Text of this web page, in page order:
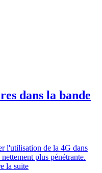
dans la bande
l'utilisation de la 4G dans
plus pénétrante.
la suite